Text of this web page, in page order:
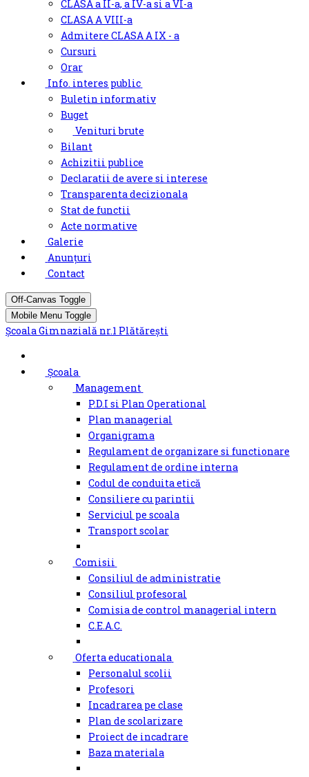
CLASA a II-a, a IV-a si a VI-a
CLASA A VIII-a
Admitere CLASA A IX - a
Cursuri
Orar
Info. interes public
Buletin informativ
Buget
Venituri brute
Bilant
Achizitii publice
Declaratii de avere si interese
Transparenta decizionala
Stat de functii
Acte normative
Galerie
Anunțuri
Contact
Off-Canvas Toggle
Mobile Menu Toggle
Şcoala Gimnazială nr.1 Plătărești
Școala
Management
P.D.I si Plan Operational
Plan managerial
Organigrama
Regulament de organizare si functionare
Regulament de ordine interna
Codul de conduita etică
Consiliere cu parintii
Serviciul pe scoala
Transport scolar
Comisii
Consiliul de administratie
Consiliul profesoral
Comisia de control managerial intern
C.E.A.C.
Oferta educationala
Personalul scolii
Profesori
Incadrarea pe clase
Plan de scolarizare
Proiect de incadrare
Baza materiala